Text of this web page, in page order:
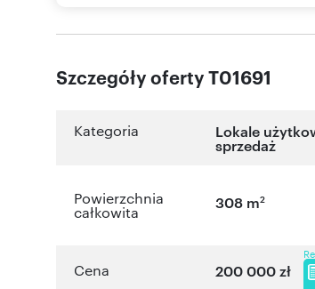
Szczegóły oferty T01691
Kategoria Lokale
sprzedaż
Powierzchnia
całkowita
308 m2
Cena 200 000 zł